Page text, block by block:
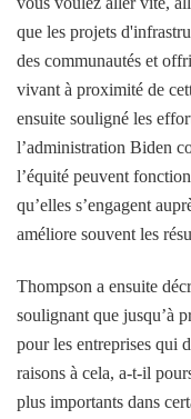
que les projets
des communautés et
vivant à proximité de
ensuite souligné les
l’administration Biden
l’équité peuvent
qu’elles s’engagent
améliore souvent les
Thompson a ensuite
soulignant que jusqu’à
pour les entreprises qui
raisons à cela, a-t-il
plus importants dans